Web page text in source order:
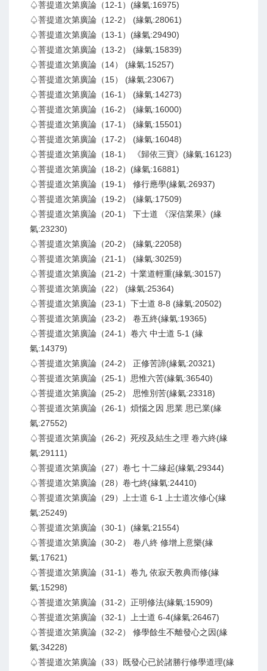
♤菩提道次第廣論（12-1）(緣氣:16975)
♤菩提道次第廣論（12-2） (緣氣:28061)
♤菩提道次第廣論（13-1）(緣氣:29490)
♤菩提道次第廣論（13-2） (緣氣:15839)
♤菩提道次第廣論（14） (緣氣:15257)
♤菩提道次第廣論（15） (緣氣:23067)
♤菩提道次第廣論（16-1） (緣氣:14273)
♤菩提道次第廣論（16-2） (緣氣:16000)
♤菩提道次第廣論（17-1） (緣氣:15501)
♤菩提道次第廣論（17-2） (緣氣:16048)
♤菩提道次第廣論（18-1） 《歸依三寶》(緣氣:16123)
♤菩提道次第廣論（18-2）(緣氣:16881)
♤菩提道次第廣論（19-1） 修行應學(緣氣:26937)
♤菩提道次第廣論（19-2） (緣氣:17509)
♤菩提道次第廣論（20-1） 下士道 《深信業果》(緣
氣:23230)
♤菩提道次第廣論（20-2） (緣氣:22058)
♤菩提道次第廣論（21-1） (緣氣:30259)
♤菩提道次第廣論（21-2）十業道輕重(緣氣:30157)
♤菩提道次第廣論（22） (緣氣:25364)
♤菩提道次第廣論（23-1）下士道 8-8 (緣氣:20502)
♤菩提道次第廣論（23-2） 卷五終(緣氣:19365)
♤菩提道次第廣論（24-1）卷六 中士道 5-1 (緣
氣:14379)
♤菩提道次第廣論（24-2） 正修苦諦(緣氣:20321)
♤菩提道次第廣論（25-1）思惟六苦(緣氣:36540)
♤菩提道次第廣論（25-2） 思惟別苦(緣氣:23318)
♤菩提道次第廣論（26-1）煩惱之因 思業 思已業(緣
氣:27552)
♤菩提道次第廣論（26-2）死歿及結生之理 卷六終(緣
氣:29111)
♤菩提道次第廣論（27）卷七 十二緣起(緣氣:29344)
♤菩提道次第廣論（28）卷七終(緣氣:24410)
♤菩提道次第廣論（29）上士道 6-1 上士道次修心(緣
氣:25249)
♤菩提道次第廣論（30-1）(緣氣:21554)
♤菩提道次第廣論（30-2） 卷八終 修增上意樂(緣
氣:17621)
♤菩提道次第廣論（31-1）卷九 依寂天教典而修(緣
氣:15298)
♤菩提道次第廣論（31-2）正明修法(緣氣:15909)
♤菩提道次第廣論（32-1）上士道 6-4(緣氣:26467)
♤菩提道次第廣論（32-2） 修學餘生不離發心之因(緣
氣:34228)
♤菩提道次第廣論（33）既發心已於諸勝行修學道理(緣